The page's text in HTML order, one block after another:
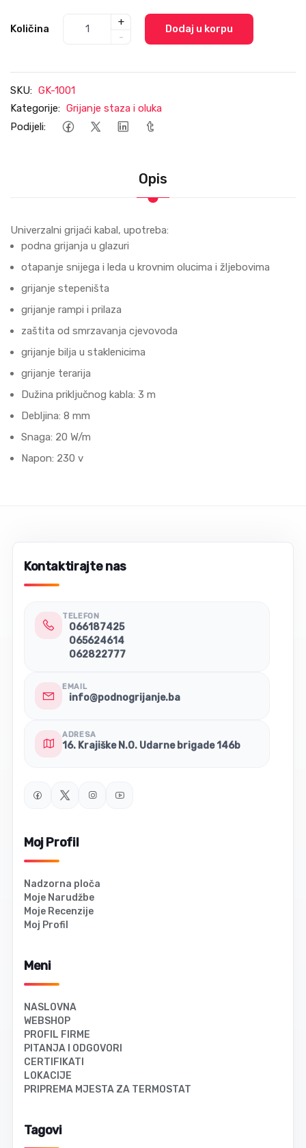
Količina
+
-
Dodaj u korpu
SKU: GK-1001
Kategorije: Grijanje staza i oluka
Podijeli:
Opis
Univerzalni grijaći kabal, upotreba:
podna grijanja u glazuri
otapanje snijega i leda u krovnim olucima i žljebovima
grijanje stepeništa
grijanje rampi i prilaza
zaštita od smrzavanja cjevovoda
grijanje bilja u staklenicima
grijanje terarija
Dužina priključnog kabla: 3 m
Debljina: 8 mm
Snaga: 20 W/m
Napon: 230 v
Kontaktirajte nas
TELEFON
066187425
065624614
062822777
EMAIL
info@podnogrijanje.ba
ADRESA
16. Krajiške N.O. Udarne brigade 146b
Moj Profil
Nadzorna ploča
Moje Narudžbe
Moje Recenzije
Moj Profil
Meni
NASLOVNA
WEBSHOP
PROFIL FIRME
PITANJA I ODGOVORI
CERTIFIKATI
LOKACIJE
PRIPREMA MJESTA ZA TERMOSTAT
Tagovi